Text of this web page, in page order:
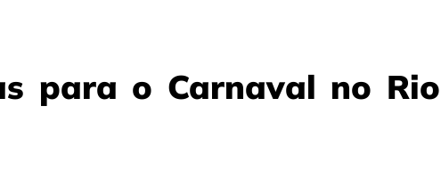
para o Carnaval no Rio